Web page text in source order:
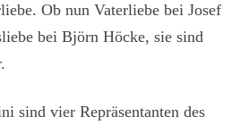
Ob nun Vaterliebe bei Josef
bei Björn Höcke, sie sind
sind vier Repräsentanten des